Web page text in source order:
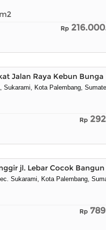
Rp
Jalan Raya Kebun Bunga
Sukarami, Kota Palembang,
Rp
jl. Lebar Cocok
Sukarami, Kota Palembang,
Rp